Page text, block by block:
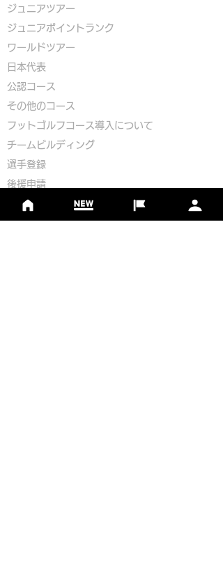
ジュニアツアー
ジュニアポイントランク
​ワールドツアー
​​日本代表
公認コース
​その他のコース
​ フットゴルフコース導入について
​チームビルディング
選手登録​
​後援申請
​イベント依頼
プライバシーポリシー